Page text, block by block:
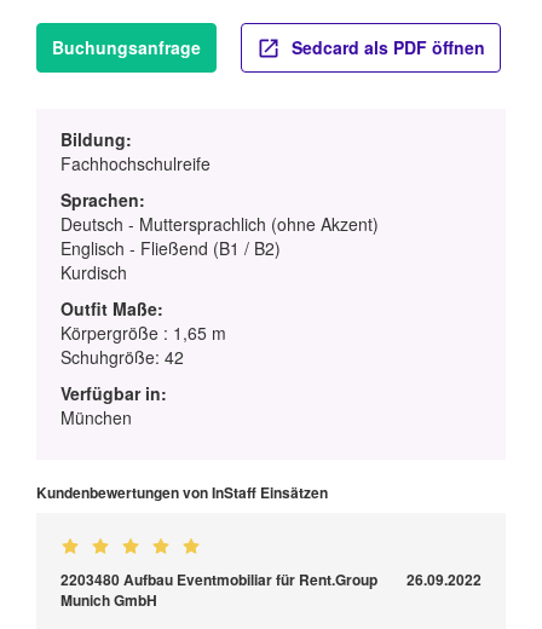
Buchungsanfrage Sedcard als PDF öffnen
Bildung:
Fachhochschulreife
Sprachen:
Deutsch - Muttersprachlich (ohne Akzent)
Englisch - Fließend (B1 / B2)
Kurdisch
Outfit Maße:
Körpergröße : 1,65 m
Schuhgröße: 42
Verfügbar in:
München
Kundenbewertungen von InStaff Einsätzen
2203480 Aufbau Eventmobiliar für Rent.Group
Munich GmbH
26.09.2022